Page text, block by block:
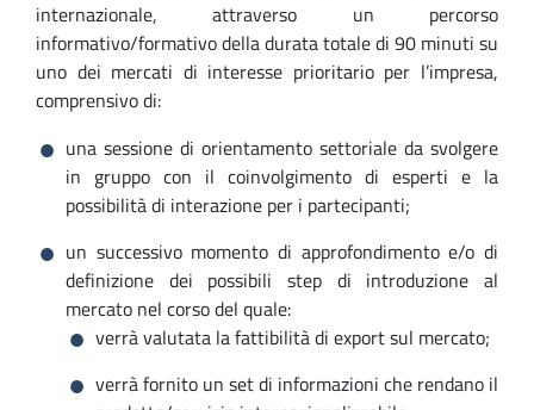
internazionale, attraverso un percorso
informativo/formativo della durata totale di 90 minuti su
uno dei mercati di interesse prioritario per l’impresa,
comprensivo di:
una sessione di orientamento settoriale da svolgere
in gruppo con il coinvolgimento di esperti e la
possibilità di interazione per i partecipanti;
un successivo momento di approfondimento e/o di
definizione dei possibili step di introduzione al
mercato nel corso del quale:
verrà valutata la fattibilità di export sul mercato;
verrà fornito un set di informazioni che rendano il